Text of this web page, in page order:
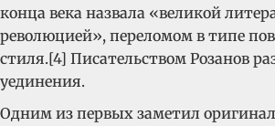
конца века назвала «великой
революцией», переломом в типе
стиля.[4] Писательством Розанов
уединения.
Одним из первых заметил